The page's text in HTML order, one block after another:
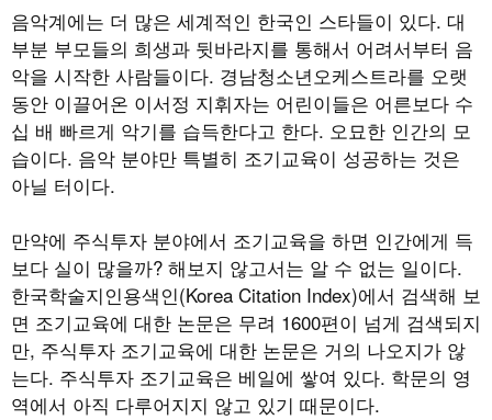
음악계에는 더 많은 세계적인 한국인 스타들이 있다. 대
부분 부모들의 희생과 뒷바라지를 통해서 어려서부터 음
악을 시작한 사람들이다. 경남청소년오케스트라를 오랫
동안 이끌어온 이서정 지휘자는 어린이들은 어른보다 수
십 배 빠르게 악기를 습득한다고 한다. 오묘한 인간의 모
습이다. 음악 분야만 특별히 조기교육이 성공하는 것은
아닐 터이다.
만약에 주식투자 분야에서 조기교육을 하면 인간에게 득
보다 실이 많을까? 해보지 않고서는 알 수 없는 일이다.
한국학술지인용색인(Korea Citation Index)에서 검색해 보
면 조기교육에 대한 논문은 무려 1600편이 넘게 검색되지
만, 주식투자 조기교육에 대한 논문은 거의 나오지가 않
는다. 주식투자 조기교육은 베일에 쌓여 있다. 학문의 영
역에서 아직 다루어지지 않고 있기 때문이다.